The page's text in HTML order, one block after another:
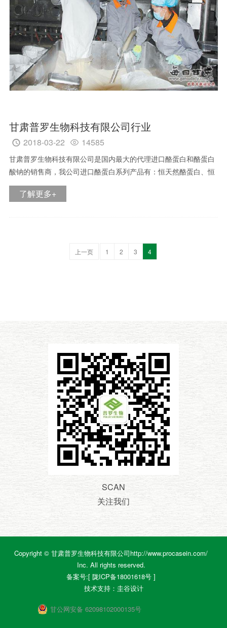
甘肃普罗生物科技有限公司行业
 2018-03-22  14585
甘肃普罗生物科技有限公司是国内最大的代理进口酪蛋白和酪蛋白
酸钠的销售商，我公司进口酪蛋白系列产品有：恒天然酪蛋白、恒
天然酪蛋白酸钠、西部乳业酪蛋白酸钠、塔图酪蛋白酸钠、爱尔兰
酪蛋白酸钠等。目前国际市场价格有下降趋势
了解更多+
上一页 1 2 3 4
SCAN
关注我们
Copyright © 甘肃普罗生物科技有限公司http://www.procasein.com/
Inc. All rights reserved.
备案号:[ 陇ICP备18001618号 ]
技术支持： 圭谷设计
甘公网安备 62098102000135号